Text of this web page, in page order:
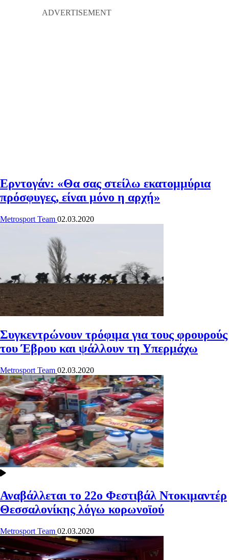
Ερντογάν: «Θα σας στείλω εκατομμύρια
πρόσφυγες, είναι μόνο η αρχή»
Metrosport Team 02.03.2020
Συγκεντρώνουν τρόφιμα για τους φρουρούς
του Έβρου και ψάλλουν τη Υπερμάχω
Metrosport Team 02.03.2020
Αναβάλλεται το 22ο Φεστιβάλ Ντοκιμαντέρ
Θεσσαλονίκης λόγω κορωνοϊού
Metrosport Team 02.03.2020